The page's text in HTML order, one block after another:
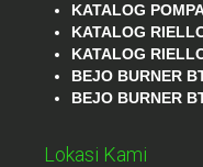
KATALOG
KATALOG
KATALOG
BEJO BURNER
BEJO BURNER
Lokasi Kami